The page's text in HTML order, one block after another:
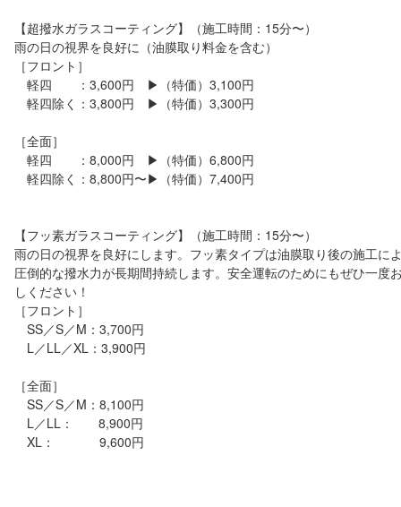
【超撥水ガラスコーティング】（施工時間：15分〜）
雨の日の視界を良好に（油膜取り料金を含む）
［フロント］
軽四　　：3,600円　▶︎（特価）3,100円
軽四除く：3,800円　▶︎（特価）3,300円
［全面］
軽四　　：8,000円　▶︎（特価）6,800円
軽四除く：8,800円〜▶︎（特価）7,400円
【フッ素ガラスコーティング】（施工時間：15分〜）
雨の日の視界を良好にします。フッ素タイプは油膜取り後の施工に
圧倒的な撥水力が長期間持続します。安全運転のためにもぜひ一度
しください！
［フロント］
SS／S／M：3,700円
L／LL／XL：3,900円
［全面］
SS／S／M：8,100円
L／LL：　　8,900円
XL：　　　  9,600円